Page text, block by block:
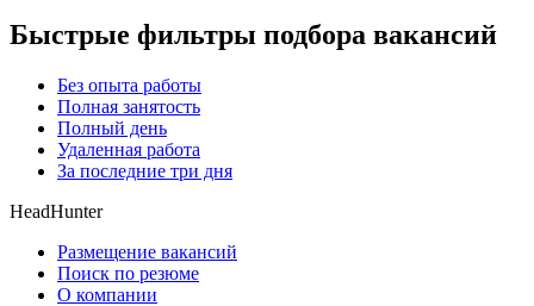
Быстрые фильтры подбора вакансий
Без опыта работы
Полная занятость
Полный день
Удаленная работа
За последние три дня
HeadHunter
Размещение вакансий
Поиск по резюме
О компании